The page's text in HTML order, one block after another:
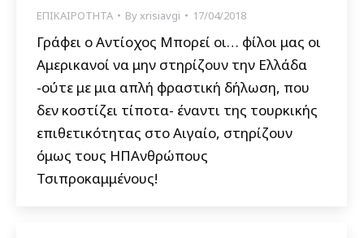
ΕΠΙΚΑΙΡΟΤΗΤΑ Byxrisiavgi 17/04/2018
Γράφει ο Αντίοχος Μπορεί οι… φίλοι μας οι
Αμερικανοί να μην στηρίζουν την Ελλάδα
-ούτε με μια απλή φραστική δήλωση, που
δεν κοστίζει τίποτα- έναντι της τουρκικής
επιθετικότητας στο Αιγαίο, στηρίζουν
όμως τους ΗΠΑνθρώπους
Τσιπροκαμμένους!